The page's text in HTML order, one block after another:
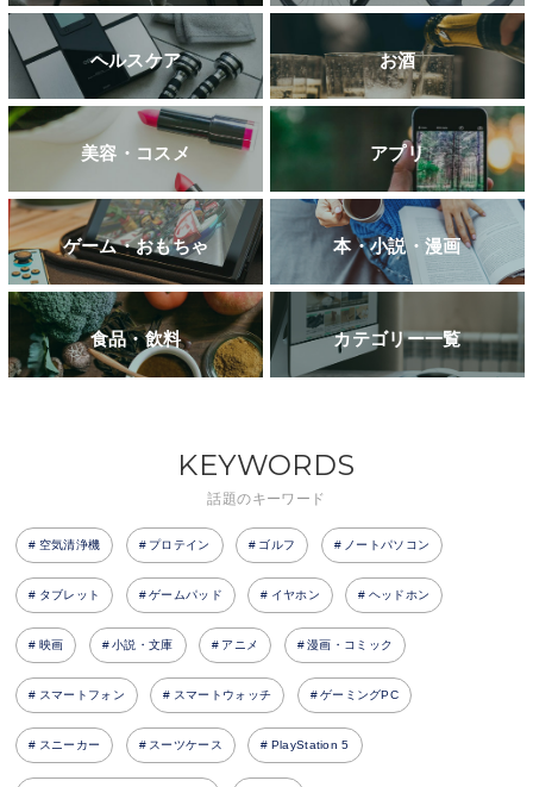
ヘルスケア お酒
美容・コスメ アプリ
ゲーム・おもちゃ 本・小説・漫画
食品・飲料 カテゴリー一覧
KEYWORDS
話題のキーワード
空気清浄機 プロテイン ゴルフ ノートパソコン
タブレット ゲームパッド イヤホン ヘッドホン
映画 小説・文庫 アニメ 漫画・コミック
スマートフォン スマートウォッチ ゲーミングPC
スニーカー スーツケース PlayStation 5